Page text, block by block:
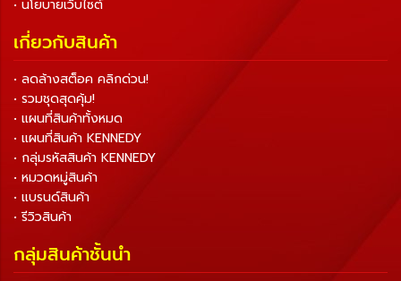
• นโยบายเว็บไซต์
เกี่ยวกับสินค้า
• ลดล้างสต็อค คลิกด่วน!
• รวมชุดสุดคุ้ม!
• แผนที่สินค้าทั้งหมด
• แผนที่สินค้า KENNEDY
• กลุ่มรหัสสินค้า KENNEDY
• หมวดหมู่สินค้า
• แบรนด์สินค้า
• รีวิวสินค้า
กลุ่มสินค้าชั้นนำ